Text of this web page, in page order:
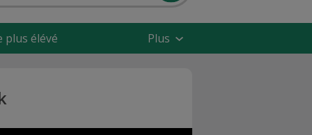
plus élévé Plus